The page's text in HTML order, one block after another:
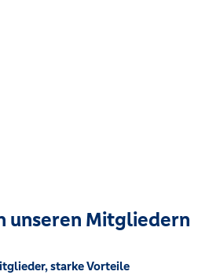
unseren Mitgliedern
starke Vorteile